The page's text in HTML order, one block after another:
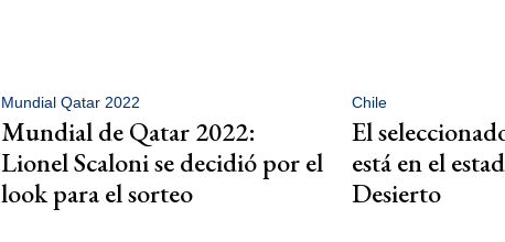
Mundial Qatar 2022
Mundial de Qatar 2022:
Lionel Scaloni se decidió por el
look para el sorteo
Chile
El
está en el
Desierto